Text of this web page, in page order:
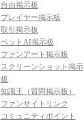
自由掲示板
プレイヤー掲示板
取引掲示板
ペットAI掲示板
ファンアート掲示板
スクリーンショット掲示
板
知識王（質問掲示板）
ファンサイトリンク
コミュニティポイント